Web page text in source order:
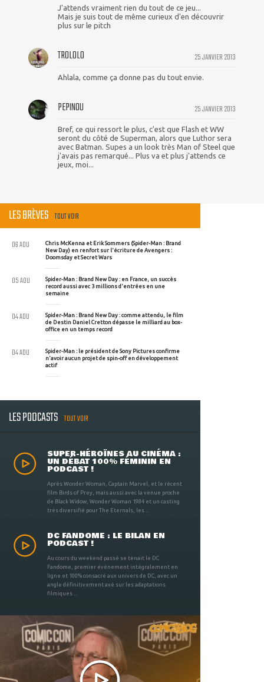
J'attends vraiment rien du tout de ce jeu...
Mais je suis tout de même curieux d'en découvrir
plus sur le pitch
25 JANVIER 2013
TROLOLO
Ahlala, comme ça donne pas du tout envie.
25 JANVIER 2013
PEPINOU
Bref, ce qui ressort le plus, c'est que Flash et WW
seront du côté de Superman, alors que Luthor sera
avec Batman. Supes a un look très Man of Steel que
j'avais pas remarqué... Plus va et plus j'attends ce
jeux, moi...
LES BRÈVES TOUT VOIR
Chris McKenna et Erik Sommers (Spider-Man : Brand
New Day) en renfort sur l'écriture de Avengers :
Doomsday et Secret Wars
06 AOU
Spider-Man : Brand New Day : en France, un succès
record aussi avec 3 millions d'entrées en une
semaine
05 AOU
Spider-Man : Brand New Day : comme attendu, le film
de Destin Daniel Cretton dépasse le milliard au box-
office en un temps record
04 AOU
Spider-Man : le président de Sony Pictures confirme
n'avoir aucun projet de spin-off en développement
actif
04 AOU
LES PODCASTS TOUT VOIR
SUPER-HÉROÏNES AU CINÉMA :
UN DÉBAT 100% FÉMININ EN
PODCAST !
Après Wonder Woman, Captain Marvel, et le récent
film Birds of Prey, mais aussi avec la venue proche
de Black Widow, Wonder Woman 1984 et un casting
très diversifié pour The Eternals, les ...
DC FANDOME : LE BILAN EN
PODCAST !
Au cours du weekend passé se tenait le DC
Fandome, premier évènement intégralement en
ligne et 100% consacré aux univers de DC, avec un
angle définitivement axé sur les adaptations
filmiques ...